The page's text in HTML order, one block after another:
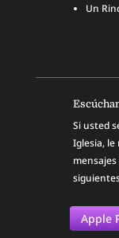
Un
Si usted
Iglesia,
Apple